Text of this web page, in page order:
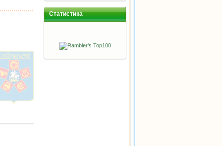
Статистика